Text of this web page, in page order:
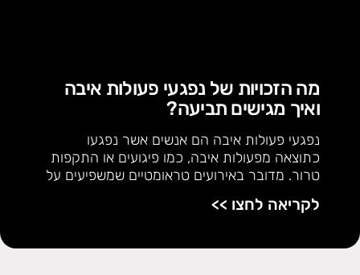
מה הזכויות של נפגעי פעולות איבה
ואיך מגישים תביעה?
נפגעי פעולות איבה הם אנשים אשר נפגעו
כתוצאה מפעולות איבה, כמו פיגועים או התקפות
טרור. מדובר באירועים טראומטיים שמשפיעים על
לקריאה לחצו >>